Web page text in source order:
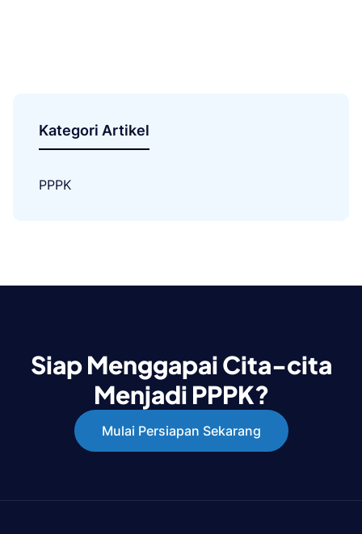
Kategori Artikel
PPPK
Siap Menggapai Cita-cita
Menjadi PPPK?
Mulai Persiapan Sekarang